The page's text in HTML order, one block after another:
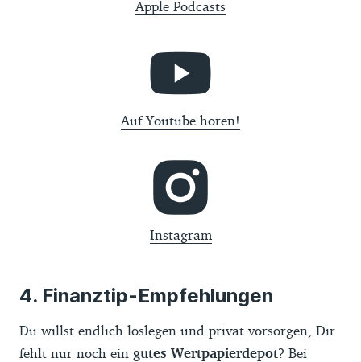
Apple Podcasts
Auf Youtube hören!
Instagram
Finanztip-Empfehlungen
Du willst endlich loslegen und privat vorsorgen, Dir
fehlt nur noch ein gutes Wertpapierdepot? Bei